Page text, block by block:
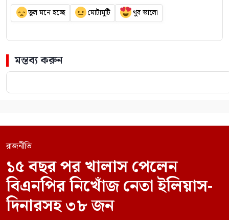
ভুল মনে হচ্ছে মোটামুটি খুব ভালো
মন্তব্য করুন
রাজনীতি
১৫ বছর পর খালাস পেলেন
বিএনপির নিখোঁজ নেতা ইলিয়াস-
দিনারসহ ৩৮ জন